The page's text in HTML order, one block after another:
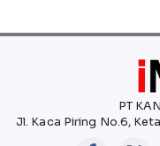
PT
Jl. Kaca Piring No.6,